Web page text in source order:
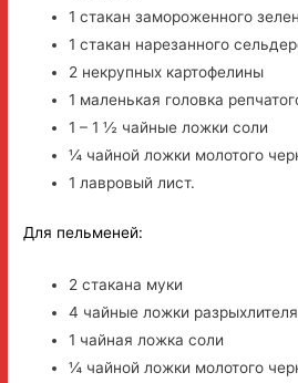
1 стакан замороженного
1 стакан нарезанного
2 некрупных картофелины
1 маленькая головка
1 – 1 ½ чайные ложки соли
¼ чайной ложки молотого
1 лавровый лист.
Для пельменей:
2 стакана муки
4 чайные ложки разрыхлителя
1 чайная ложка соли
¼ чайной ложки молотого